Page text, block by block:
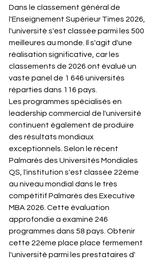
Dans le classement général de
l'Enseignement Supérieur Times 2026,
l'université s'est classée parmi les 500
meilleures au monde. Il s'agit d'une
réalisation significative, car les
classements de 2026 ont évalué un
vaste panel de 1 646 universités
réparties dans 116 pays.
Les programmes spécialisés en
leadership commercial de l'université
continuent également de produire
des résultats mondiaux
exceptionnels. Selon le récent
Palmarès des Universités Mondiales
QS, l'institution s'est classée 22ème
au niveau mondial dans le très
compétitif Palmarès des Executive
MBA 2026. Cette évaluation
approfondie a examiné 246
programmes dans 58 pays. Obtenir
cette 22ème place place fermement
l'université parmi les prestataires d'